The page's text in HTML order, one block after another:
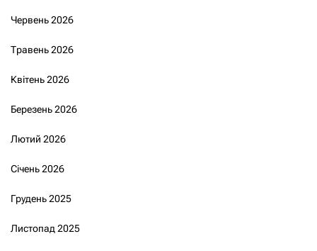
Червень 2026
Травень 2026
Квітень 2026
Березень 2026
Лютий 2026
Січень 2026
Грудень 2025
Листопад 2025